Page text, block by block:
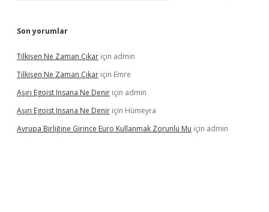
Son yorumlar
Tilkişen Ne Zaman Çıkar için admin
Tilkişen Ne Zaman Çıkar için Emre
Aşırı Egoist Insana Ne Denir için admin
Aşırı Egoist Insana Ne Denir için Hümeyra
Avrupa Birliğine Girince Euro Kullanmak Zorunlu Mu için admin